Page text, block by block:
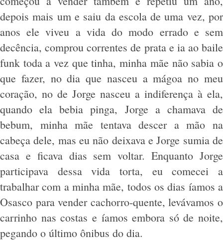
depois mais um e saiu da escola de uma vez, por
anos ele viveu a vida do modo errado e sem
decência, comprou correntes de prata e ia ao baile
funk toda a vez que tinha, minha mãe não sabia o
que fazer, no dia que nasceu a mágoa no meu
coração, no de Jorge nasceu a indiferença à ela,
quando ela bebia pinga, Jorge a chamava de
bebum, minha mãe tentava descer a mão na
cabeça dele, mas eu não deixava e Jorge sumia de
casa e ficava dias sem voltar. Enquanto Jorge
participava dessa vida torta, eu comecei a
trabalhar com a minha mãe, todos os dias íamos a
Osasco para vender cachorro-quente, levávamos o
carrinho nas costas e íamos embora só de noite,
pegando o último ônibus do dia.